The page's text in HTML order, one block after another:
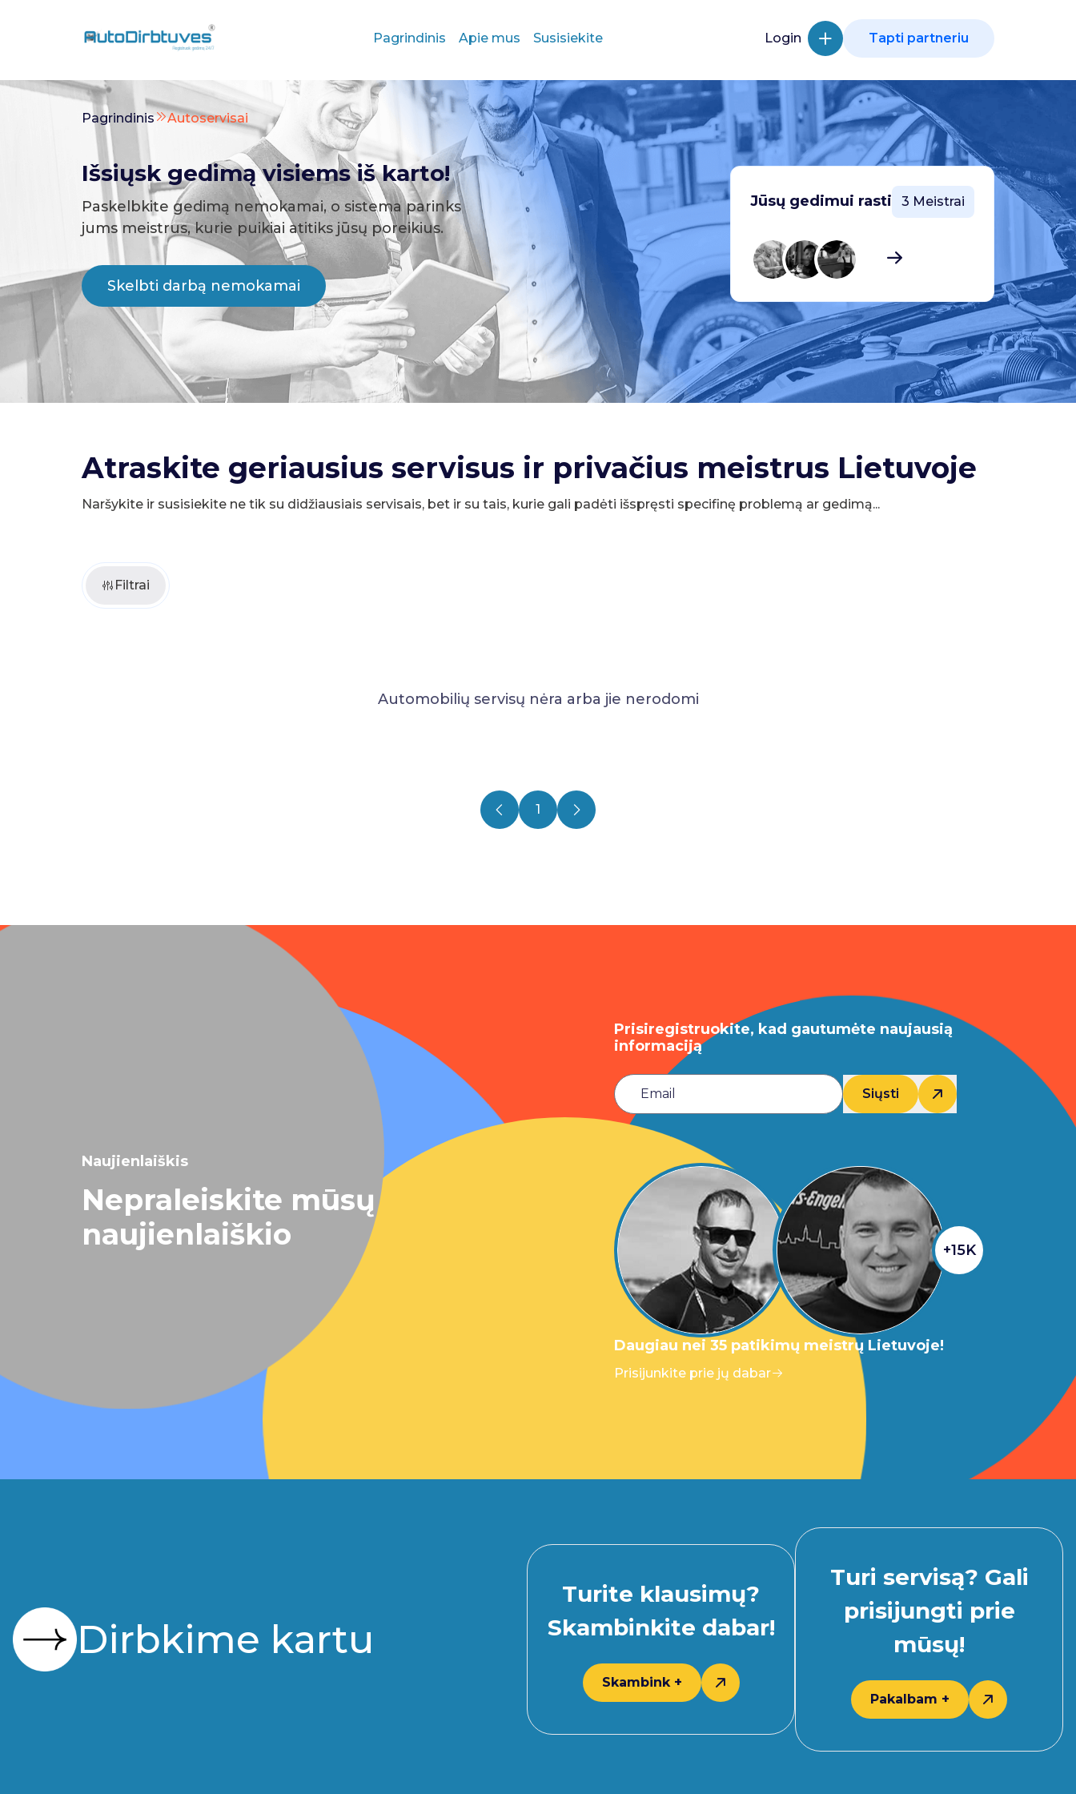
Pagrindinis Apie mus Susisiekite Login Tapti partneriu
Pagrindinis Autoservisai
Išsiųsk gedimą visiems iš karto!
Paskelbkite gedimą nemokamai, o sistema parinks
jums meistrus, kurie puikiai atitiks jūsų poreikius.
Skelbti darbą nemokamai
Jūsų gedimui rasti 3 Meistrai
Atraskite geriausius servisus ir privačius meistrus Lietuvoje
Naršykite ir susisiekite ne tik su didžiausiais servisais, bet ir su tais, kurie gali padėti išspręsti specifinę problemą ar gedimą...
Filtrai
Automobilių servisų nėra arba jie nerodomi
1
Naujienlaiškis
Nepraleiskite mūsų
naujienlaiškio
Prisiregistruokite, kad gautumėte naujausią
informaciją
Siųsti
+15K
Daugiau nei 35 patikimų meistrų Lietuvoje!
Prisijunkite prie jų dabar
Dirbkime kartu
Turite klausimų?
Skambinkite dabar!
Skambink +
Turi servisą? Gali
prisijungti prie
mūsų!
Pakalbam +